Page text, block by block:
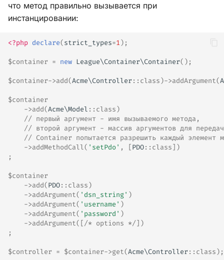
что метод правильно вызывается при
инстанцировании:
<?php declare(strict_types=1);
$container = new League\Container\Container();
$container->add(Acme\Controller:: class)->addArgument(
$container
->add(Acme\Model :: class)
// первый аргумент - имя вызываемого метода,
// второй аргумент - массив аргументов для
// Container попытается разрешить каждый элемент
->addMethodCall( 'setPdo' , [PDO:: class])
;
$container
->add(PDO:: class)
->addArgument( 'dsn_string' )
->addArgument( 'username' )
->addArgument( 'password' )
->addArgument([/* options */])
;
$controller = $container->get(Acme\Controller:: class);